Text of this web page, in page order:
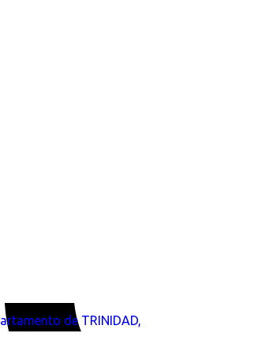
de TRINIDAD,